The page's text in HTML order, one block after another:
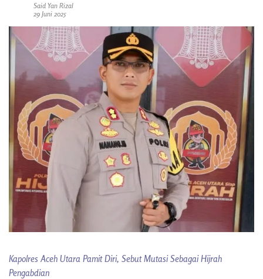
Said Yan Rizal
29 Juni 2025
Kapolres Aceh Utara Pamit Diri, Sebut Mutasi Sebagai Hijrah
Pengabdian